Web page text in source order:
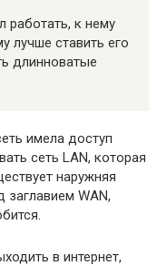
работать, к нему
лучше ставить его
длинноватые
имела доступ
сеть LAN, которая
наружняя
заглавием WAN,
в интернет,